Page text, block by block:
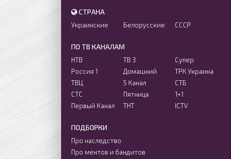
СТРАНА
Украинские Белорусские СССР
ПО ТВ КАНАЛАМ
НТВ
Россия 1
ТВЦ
СТС
Первый Канал
ТВ 3
Домашний
5 Канал
Пятница
ТНТ
Супер
ТРК Украина
СТБ
1+1
ICTV
ПОДБОРКИ
Про наследство
Про ментов и бандитов